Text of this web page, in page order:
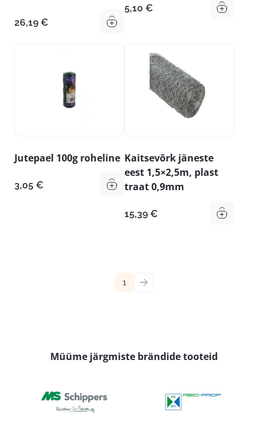
26,19 €
5,10 €
Jutepael 100g roheline
3,05 €
Kaitsevõrk jäneste
eest 1,5×2,5m, plast
traat 0,9mm
15,39 €
1 →
Müüme järgmiste brändide tooteid